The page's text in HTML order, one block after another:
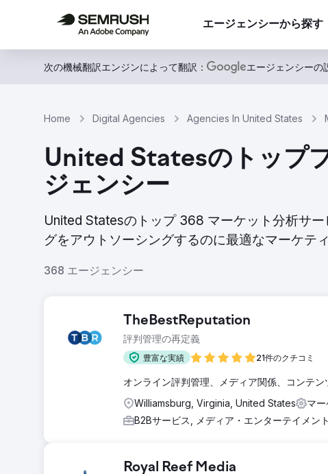
エージェンシーから探す
次の機械翻訳エンジンによって翻訳： エージェンシーの
Home Digital Agencies Agencies In United States
United Statesのトップ
ジェンシー
United Statesのトップ 368 マーケット分析サ
グをアウトソーシングするのに最適なマーケテ
368 エージェンシー
TheBestReputation
評判管理の再定義
豊富な実績 21件のクチコミ
オンライン評判管理、メディア関係、コンテ
Williamsburg, Virginia, United States
マ
B2Bサービス, メディア・エンターテイメント
Royal Reef Media